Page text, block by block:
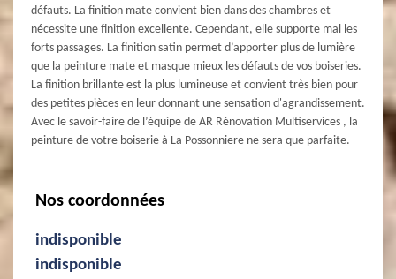
défauts. La finition mate convient bien dans des chambres et
nécessite une finition excellente. Cependant, elle supporte mal les
forts passages. La finition satin permet d’apporter plus de lumière
que la peinture mate et masque mieux les défauts de vos boiseries.
La finition brillante est la plus lumineuse et convient très bien pour
des petites pièces en leur donnant une sensation d'agrandissement.
Avec le savoir-faire de l’équipe de AR Rénovation Multiservices , la
peinture de votre boiserie à La Possonniere ne sera que parfaite.
Nos coordonnées
indisponible
indisponible